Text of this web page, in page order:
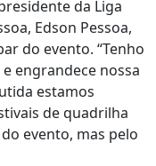
da Liga
Edson Pessoa,
do evento. “Tenho
engrandece nossa
estamos
de quadrilha
evento, mas pelo